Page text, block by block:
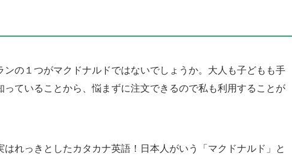
の１つがマクドナルドではないでしょうか。大人も子どもも手
ていることから、悩まずに注文できるので私も利用することが
れっきとしたカタカナ英語！日本人がいう「マクドナルド」と